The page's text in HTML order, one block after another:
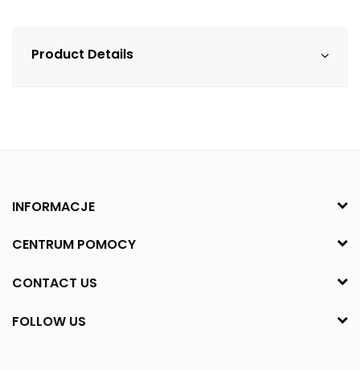
Product Details
INFORMACJE
CENTRUM POMOCY
CONTACT US
FOLLOW US